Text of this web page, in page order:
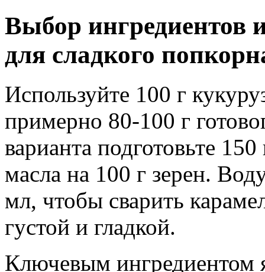
Выбор ингредиентов
для сладкого
Используйте 100 г
примерно 80-100 г
варианта подготовьте
масла на 100 г зерен.
мл, чтобы сварить
густой и гладкой.
Ключевым ингредиентом